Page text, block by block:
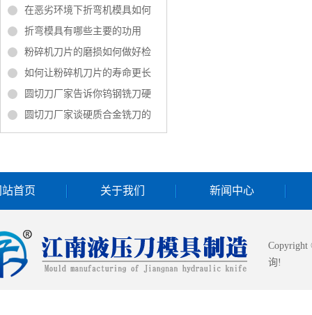
在恶劣环境下折弯机模具如何
折弯模具有哪些主要的功用
粉碎机刀片的磨损如何做好检
如何让粉碎机刀片的寿命更长
圆切刀厂家告诉你钨钢铣刀硬
圆切刀厂家谈硬质合金铣刀的
首页 关于我们 新闻中心
Copyright
询!